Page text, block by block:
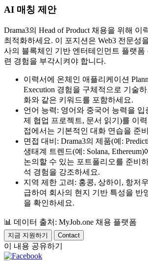
AI 매칭 제안
Drama3의 Head of Product 채용을 위해 이
최적화하세요. 이 포지션은 Web3 전문성
사의 블록체인 기반 엔터테인먼트 플랫폼
련 경험을 부각시켜야 합니다.
이력서에 온체인 애플리케이션
Execution 경험을 구체적으로 기술
화와 같은 키워드를 포함하세요.
언어 능력: 영어와 중국어 능력을 입
제 협업 프로젝트, 문서 읽기)를 이
접에서는 기본적인 대화 연습을 준
면접 대비: Drama3의 제품(예:
생태계 트렌드(예: Solana,
논의할 수 있는 포트폴리오를 준비
석 경험을 강조하세요.
지역 제한 고려: 홍콩, 상하이, 항저
급하여 회사의 현지 기반 특성을 반
을 확인하세요.
📊 데이터 출처: MyJob.one 채용 플랫폼
지금 지원하기 Contact
이 내용 공유하기